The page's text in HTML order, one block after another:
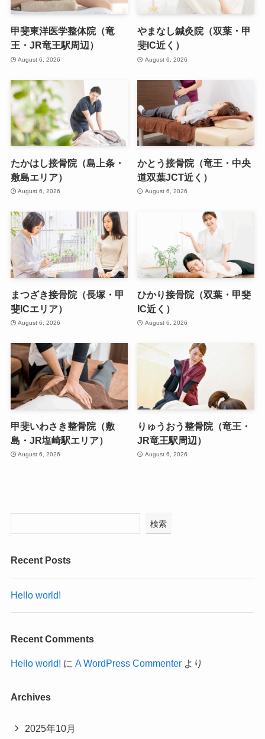
甲斐東洋医学整体院（竜
王・JR竜王駅周辺）
August 6, 2026
やまなし鍼灸院（双葉・甲
斐IC近く）
August 6, 2026
たかはし接骨院（島上条・
敷島エリア）
August 6, 2026
かとう接骨院（竜王・中央
道双葉JCT近く）
August 6, 2026
まつざき接骨院（長塚・甲
斐ICエリア）
August 6, 2026
ひかり接骨院（双葉・甲斐
IC近く）
August 6, 2026
甲斐いわさき整骨院（敷
島・JR塩崎駅エリア）
August 6, 2026
りゅうおう整骨院（竜王・
JR竜王駅周辺）
August 6, 2026
検索
Recent Posts
Hello world!
Recent Comments
Hello world! に A WordPress Commenterより
Archives
2025年10月